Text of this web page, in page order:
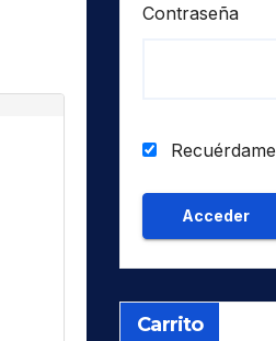
Contraseña
Recuérdame
Carrito